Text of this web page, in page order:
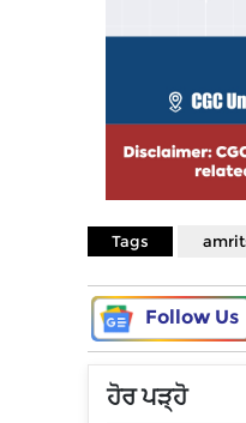
Tags
Follow Us
ਹੋਰ ਪੜ੍ਹੋ